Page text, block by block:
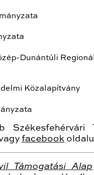
Dunántúli
Közalapítvány
Székesfehérvári
facebook
Támogatási Alap